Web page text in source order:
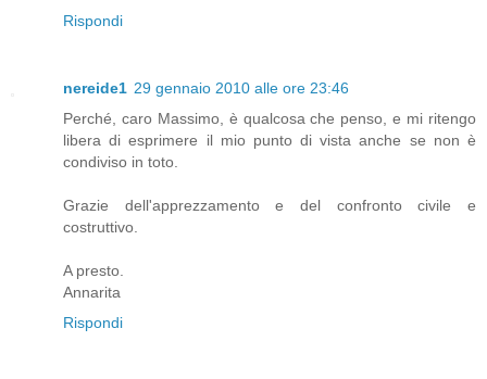
Rispondi
nereide1 29 gennaio 2010 alle ore 23:46
Perché, caro Massimo, è qualcosa che penso, e mi ritengo
libera di esprimere il mio punto di vista anche se non è
condiviso in toto.
Grazie dell'apprezzamento e del confronto civile e
costruttivo.
A presto.
Annarita
Rispondi